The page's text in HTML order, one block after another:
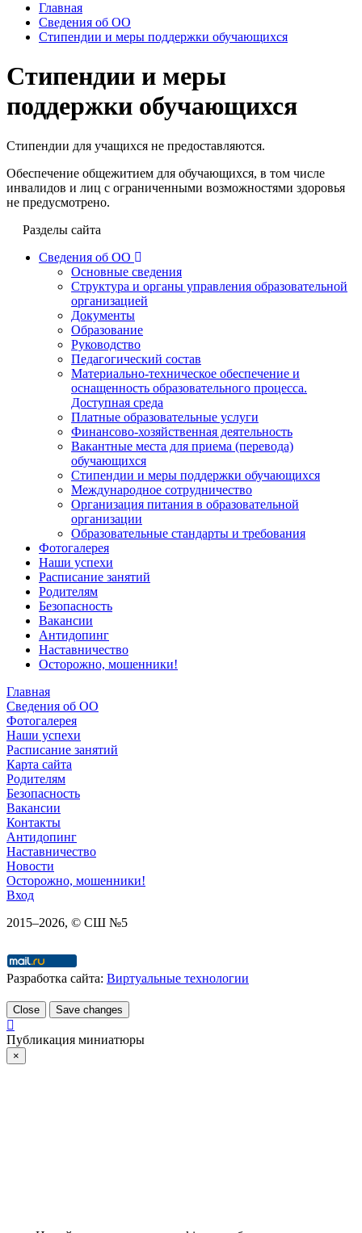
Главная
Сведения об ОО
Стипендии и меры поддержки обучающихся
Стипендии и меры
поддержки обучающихся
Стипендии для учащихся не предоставляются.
Обеспечение общежитием для обучающихся, в том числе
инвалидов и лиц с ограниченными возможностями здоровья
не предусмотрено.
Разделы сайта
Сведения об ОО
Основные сведения
Структура и органы управления образовательной
организацией
Документы
Образование
Руководство
Педагогический состав
Материально-техническое обеспечение и
оснащенность образовательного процесса.
Доступная среда
Платные образовательные услуги
Финансово-хозяйственная деятельность
Вакантные места для приема (перевода)
обучающихся
Стипендии и меры поддержки обучающихся
Международное сотрудничество
Организация питания в образовательной
организации
Образовательные стандарты и требования
Фотогалерея
Наши успехи
Расписание занятий
Родителям
Безопасность
Вакансии
Антидопинг
Наставничество
Осторожно, мошенники!
Главная
Сведения об ОО
Фотогалерея
Наши успехи
Расписание занятий
Карта сайта
Родителям
Безопасность
Вакансии
Контакты
Антидопинг
Наставничество
Новости
Осторожно, мошенники!
Вход
2015–2026, © СШ №5
Разработка сайта: Виртуальные технологии
Close Save changes
Публикация миниатюры
×